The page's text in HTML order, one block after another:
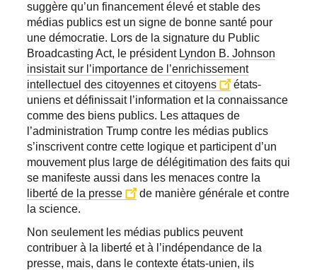
suggère qu’un financement élevé et stable des
médias publics est un signe de bonne santé pour
une démocratie. Lors de la signature du Public
Broadcasting Act, le président Lyndon B. Johnson
insistait sur l’importance de l’enrichissement
intellectuel des citoyennes et citoyens
états-
uniens et définissait l’information et la connaissance
comme des biens publics. Les attaques de
l’administration Trump contre les médias publics
s’inscrivent contre cette logique et participent d’un
mouvement plus large de délégitimation des faits qui
se manifeste aussi dans les menaces contre la
liberté de la presse
de manière générale et contre
la science.
Non seulement les médias publics peuvent
contribuer à la liberté et à l’indépendance de la
presse, mais, dans le contexte états-unien, ils